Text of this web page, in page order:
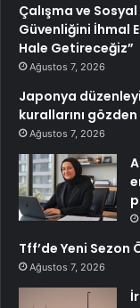
Çalışma ve Sosyal
Güvenliğini İhmal
Hale Getireceğiz”
Ağustos 7, 2026
Japonya
kurallarını
Ağustos 7, 2026
Tff’de Yeni Sezon
Ağustos 7, 2026